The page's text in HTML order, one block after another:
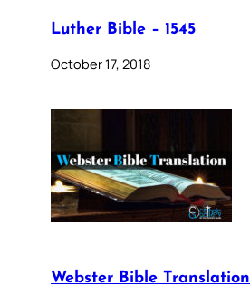
Luther Bible – 1545
October 17, 2018
Webster Bible Translation